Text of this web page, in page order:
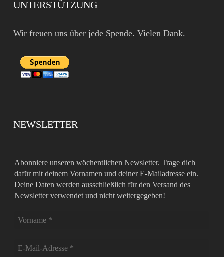
UNTERSTÜTZUNG
Wir freuen uns über jede Spende. Vielen Dank.
NEWSLETTER
Abonniere unseren wöchentlichen Newsletter. Trage dich
dafür mit deinem Vornamen und deiner E-Mailadresse ein.
Deine Daten werden ausschließlich für den Versand des
Newsletter verwendet und nicht weitergegeben!